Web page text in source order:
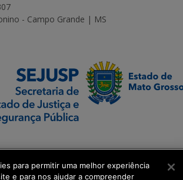
- Campo Grande | MS
Digital
para permitir uma melhor experiência
e para nos ajudar a compreender